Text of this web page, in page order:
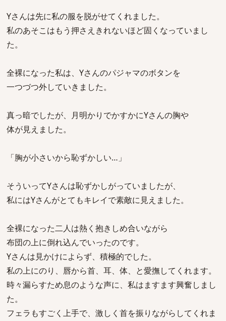
Yさんは先に私の服を脱がせてくれました。
私のあそこはもう押さえきれないほど固くなっていまし
た。
全裸になった私は、Yさんのパジャマのボタンを
一つづつ外していきました。
真っ暗でしたが、月明かりでかすかにYさんの胸や
体が見えました。
「胸が小さいから恥ずかしい…」
そういってYさんは恥ずかしがっていましたが、
私にはYさんがとてもキレイで素敵に見えました。
全裸になった二人は熱く抱きしめ合いながら
布団の上に倒れ込んでいったのです。
Yさんは見かけによらず、積極的でした。
私の上にのり、唇から首、耳、体、と愛撫してくれます。
時々漏らすため息のような声に、私はますます興奮しまし
た。
フェラもすごく上手で、激しく首を振りながらしてくれま